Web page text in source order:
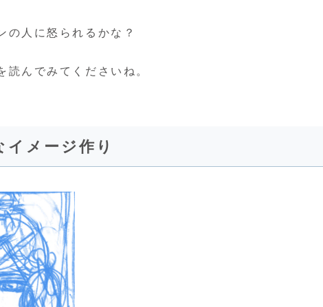
の人に怒られるかな？
んでみてくださいね。
メージ作り